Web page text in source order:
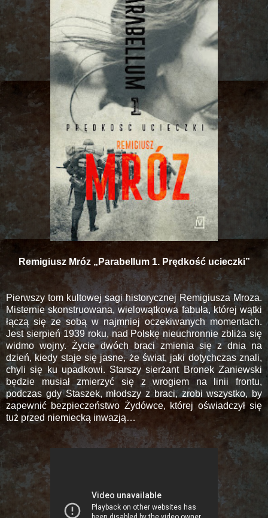
Remigiusz Mróz „Parabellum 1. Prędkość ucieczki”
Pierwszy tom kultowej sagi historycznej Remigiusza Mroza.
Misternie skonstruowana, wielowątkowa fabuła, której wątki
łączą się ze sobą w najmniej oczekiwanych momentach.
Jest sierpień 1939 roku, nad Polskę nieuchronnie zbliża się
widmo wojny. Życie dwóch braci zmienia się z dnia na
dzień, kiedy staje się jasne, że świat, jaki dotychczas znali,
chyli się ku upadkowi. Starszy sierżant Bronek Zaniewski
będzie musiał zmierzyć się z wrogiem na linii frontu,
podczas gdy Staszek, młodszy z braci, zrobi wszystko, by
zapewnić bezpieczeństwo Żydów­ce, której oświadczył się
tuż przed niemiecką inwazją…